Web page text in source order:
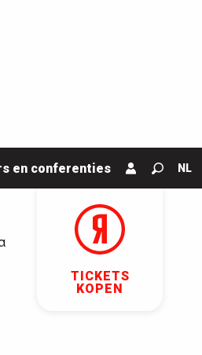
en conferenties
Zoek
NL
TICKETS
KOPEN